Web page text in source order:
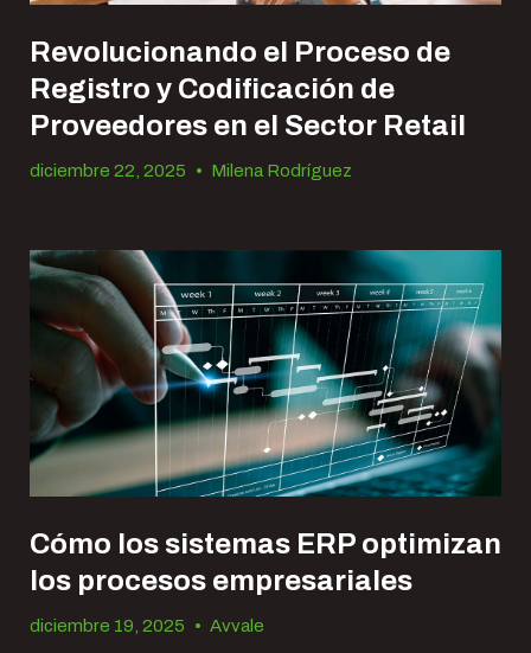
Revolucionando el Proceso de
Registro y Codificación de
Proveedores en el Sector Retail
diciembre 22, 2025 • Milena Rodríguez
Cómo los sistemas ERP optimizan
los procesos empresariales
diciembre 19, 2025 • Avvale